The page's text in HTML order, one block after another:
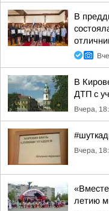
В
В
ДТП с
Вчера,
Вчера,
летию